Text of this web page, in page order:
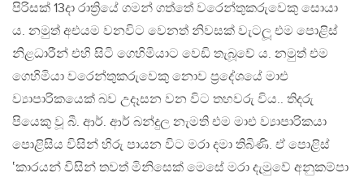
පිරිසක් 13දා රාත්‍රියේ ගමන් ගත්තේ වරෙන්තුකරුවෙකු සොයා
ය. නමුත් අඑයම වනවිට වෙනත් නිවසක් වැටලූ එම පොළිස්
නිළධාරීන් එහි සිටි ගෙහිමියාට වෙඩි තැබූවේ ය. නමුත් එම
ගෙහිමියා වරෙන්තුකරුවෙකු නොව ප්‍රදේශයේ මාඑ
ව්‍යාපාරිකයෙක් බව උදෑසන වන විට තහවරු විය.. තිදරු
පියෙකු වූ බී. ආර්. ආර් බන්දුල නැමති එම මාඑ ව්‍යාපාරිකයා
පොළිසිය විසින් හිරු පායන විට මරා දමා තිබිණි. ඒ පොළිස්
‛කාරයන් විසින් තවත් මිනිසෙක් මෙසේ මරා දැමුවේ අනුකම්පා